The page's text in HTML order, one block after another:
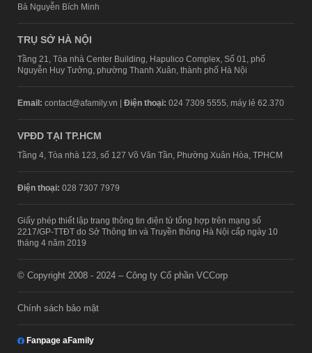
Bà Nguyễn Bích Minh
TRỤ SỞ HÀ NỘI
Tầng 21, Tòa nhà Center Building, Hapulico Complex, Số 01, phố
Nguyễn Huy Tưởng, phường Thanh Xuân, thành phố Hà Nội
Email: contact@afamily.vn | Điện thoại: 024 7309 5555, máy lẻ 62.370
VPĐD TẠI TP.HCM
Tầng 4, Tòa nhà 123, số 127 Võ Văn Tần, Phường Xuân Hòa, TPHCM
Điện thoại: 028 7307 7979
Giấy phép thiết lập trang thông tin điện tử tổng hợp trên mạng số
2217/GP-TTĐT do Sở Thông tin và Truyền thông Hà Nội cấp ngày 10
tháng 4 năm 2019
© Copyright 2008 - 2024 – Công ty Cổ phần VCCorp
Chính sách bảo mật
Fanpage aFamily